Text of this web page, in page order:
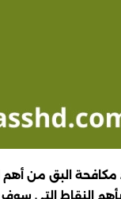
مكافحة البق من أهم
النقاط التي